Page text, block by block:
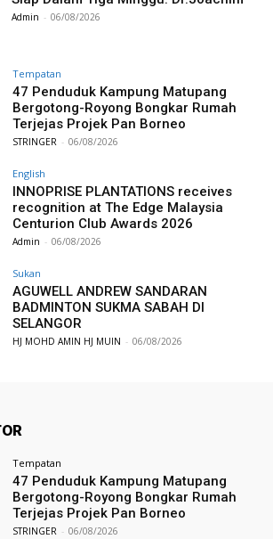
Admin - 06/08/2026
Tempatan
47 Penduduk Kampung Matupang
Bergotong-Royong Bongkar Rumah
Terjejas Projek Pan Borneo
STRINGER - 06/08/2026
English
INNOPRISE PLANTATIONS receives
recognition at The Edge Malaysia
Centurion Club Awards 2026
Admin - 06/08/2026
Sukan
AGUWELL ANDREW SANDARAN
BADMINTON SUKMA SABAH DI
SELANGOR
HJ MOHD AMIN HJ MUIN - 06/08/2026
Tempatan
47 Penduduk Kampung Matupang
Bergotong-Royong Bongkar Rumah
Terjejas Projek Pan Borneo
STRINGER - 06/08/2026